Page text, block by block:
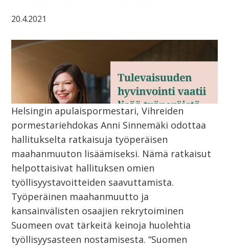
20.4.2021
Helsingin apulaispormestari, Vihreiden
pormestariehdokas Anni Sinnemäki odottaa
hallitukselta ratkaisuja työperäisen
maahanmuuton lisäämiseksi. Nämä ratkaisut
helpottaisivat hallituksen omien
työllisyystavoitteiden saavuttamista.
Työperäinen maahanmuutto ja
kansainvälisten osaajien rekrytoiminen
Suomeen ovat tärkeitä keinoja huolehtia
työllisyysasteen nostamisesta. “Suomen